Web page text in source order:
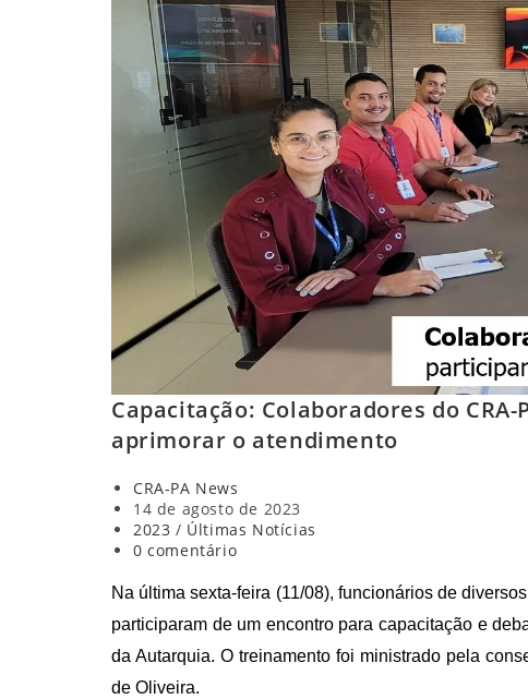
Capacitação: Colaboradores do
aprimorar o atendimento
Autor
do
post:
CRA-PA News
Post
publicado:
14 de agosto de 2023
Categoria
do
2023 / Últimas Notícias
Comentários
post:
0 comentário
Na última sexta-feira (11/08), funcionários de
participaram de um encontropara capacitação e
da Autarquia. Otreinamento foi ministrado pela
de Oliveira.